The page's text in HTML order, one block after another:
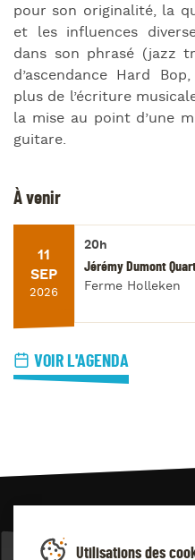
pour son originalité, la
et les influences
dans son phrasé (jazz
d’ascendance Hard
plus de l’écriture
la mise au point d’une
guitare.
À venir
11
SEP
2026
20h
Jérémy Dumont
Ferme Holleken
VOIR L'AGENDA
JAZZ4
Utilisations des